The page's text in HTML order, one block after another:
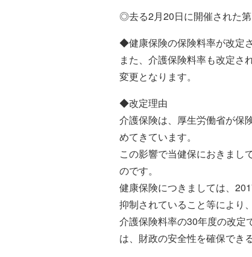
◎去る2月20日に開催された第
◆健康保険の保険料率が改定
また、介護保険料率も改定さ
変更となります。
◆改定理由
介護保険は、厚生労働省が保
めてきています。
この影響で当健保におきまし
のです。
健康保険につきましては、
抑制されていること等により
介護保険料率の30年度の改定
は、財政の安全性を確保でき